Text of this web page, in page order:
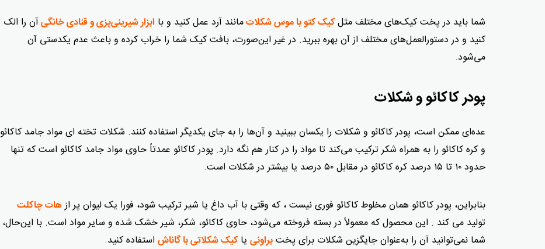
شما باید در پخت کیک‌های مختلف مثل کیک کتو با موس شکلاتمانند آرد عمل کنید و با ابزار شیرینی‌پزی و قنادی خانگیآن را الک
کنید و در دستورالعمل‌های مختلف از آن بهره ببرید. در غیر این‌صورت، بافت کیک شما را خراب کرده و باعث عدم یکدستی آن
می‌شود.
پودر کاکائو و شکلات
عده‌ای ممکن است، پودر کاکائو و شکلات را یکسان ببینید و آن‌ها را به جای یکدیگر استفاده کنند. شکلات تخته ای مواد جامد کاکائو
و کره کاکائو را به همراه شکر ترکیب می‌کند تا مواد را در کنار هم نگه دارد. پودر کاکائو عمدتاً حاوی مواد جامد کاکائو است که تنها
حدود ۱۰ تا ۱۵ درصد کره کاکائو در مقابل ۵۰ درصد یا بیشتر در شکلات است.
بنابراین، پودر کاکائو همان مخلوط کاکائو فوری نیست ، که وقتی با آب داغ یا شیر ترکیب شود، فورا یک لیوان پر ازهات چاکلت
تولید می کند . این محصول که معمولاً در بسته فروخته می‌شود، حاوی کاکائو، شکر، شیر خشک شده و سایر مواد است. با این‌حال،
شما نمی‌توانید آن را به‌عنوان جایگزین شکلات برای پخت براونی یا کیک شکلاتی با گاناش استفاده کنید.